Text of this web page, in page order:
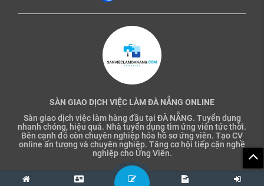
SÀN GIAO DỊCH VIỆC LÀM ĐÀ NẴNG ONLINE
Sàn giao dịch việc làm hàng đầu tại ĐÀ NẴNG. Tuyển dụng
nhanh chóng, hiệu quả. Nhà tuyển dụng tìm ứng viên tức thời.
Bên cạnh đó còn chuyên nghiệp hóa hồ sơ ứng viên. Tạo CV
online ấn tượng và chuyên nghiệp. Tăng cơ hội tiếp cận nghề
nghiệp cho Ứng Viên.